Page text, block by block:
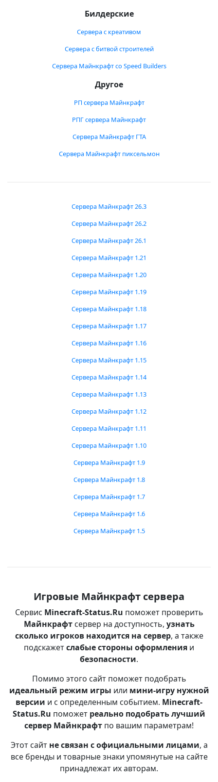
Билдерские
Сервера с креативом
Сервера с битвой строителей
Сервера Майнкрафт со Speed Builders
Другое
РП сервера Майнкрафт
РПГ сервера Майнкрафт
Сервера Майнкрафт ГТА
Сервера Майнкрафт пиксельмон
Сервера Майнкрафт 26.3
Сервера Майнкрафт 26.2
Сервера Майнкрафт 26.1
Сервера Майнкрафт 1.21
Сервера Майнкрафт 1.20
Сервера Майнкрафт 1.19
Сервера Майнкрафт 1.18
Сервера Майнкрафт 1.17
Сервера Майнкрафт 1.16
Сервера Майнкрафт 1.15
Сервера Майнкрафт 1.14
Сервера Майнкрафт 1.13
Сервера Майнкрафт 1.12
Сервера Майнкрафт 1.11
Сервера Майнкрафт 1.10
Сервера Майнкрафт 1.9
Сервера Майнкрафт 1.8
Сервера Майнкрафт 1.7
Сервера Майнкрафт 1.6
Сервера Майнкрафт 1.5
Игровые Майнкрафт сервера
Сервис Minecraft-Status.Ru поможет проверить
Майнкрафтсервер на доступность, узнать
сколько игроков находится на сервер, а также
подскажетслабые стороны оформления и
безопасности.
Помимо этого сайт поможет подобрать
идеальный режим игры или мини-игру нужной
версии и с определенным событием. Minecraft-
Status.Ru поможет реально подобрать лучший
сервер Майнкрафт по вашим параметрам!
Этот сайт не связан с официальными лицами, а
все бренды и товарные знаки упомянутые на сайте
принадлежат их авторам.